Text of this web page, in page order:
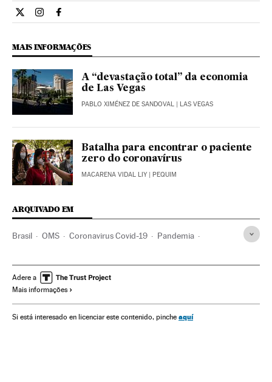
Internacional El País Brasil en Twitter
Internacional El País Brasil en Instagram
Internacional El País Brasil en Facebook
MAIS INFORMAÇÕES
A “devastação total” da economia
de Las Vegas
PABLO XIMÉNEZ DE SANDOVAL | LAS VEGAS
Batalha para encontrar o paciente
zero do coronavírus
MACARENA VIDAL LIY | PEQUIM
ARQUIVADO EM
Brasil OMS Coronavirus Covid-19 Pandemia
Ministério Saúde Nova York
Adere a
Mais informações
Si está interesado en licenciar este contenido, pinche aquí